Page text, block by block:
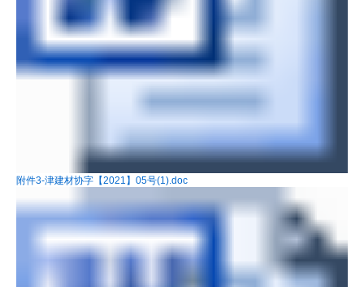
附件3-津建材协字【2021】05号(1).doc